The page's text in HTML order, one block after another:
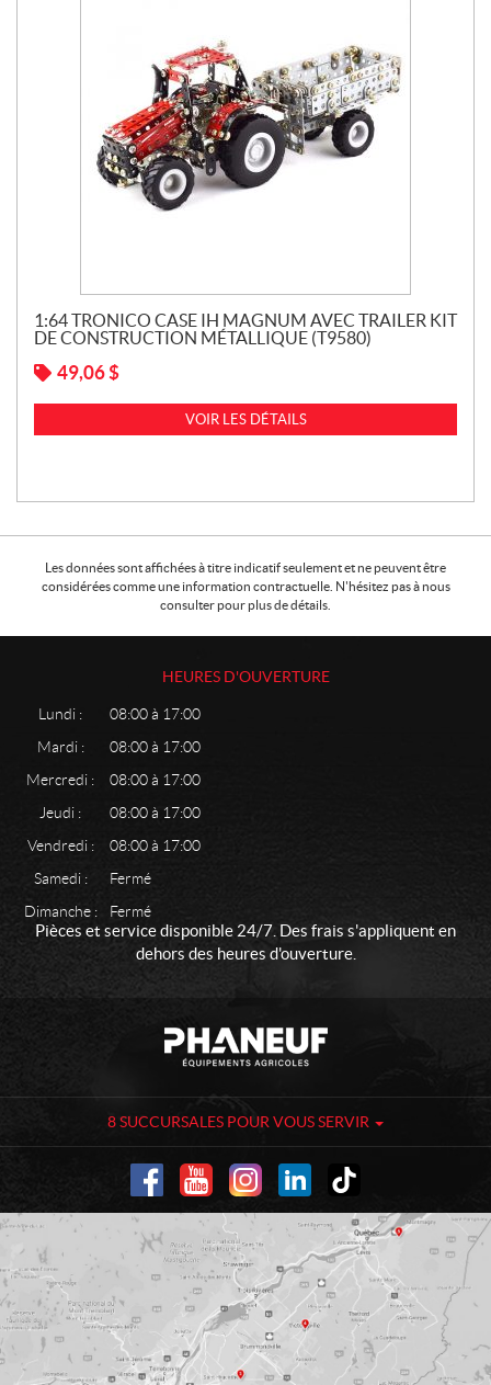
1:64 TRONICO CASE IH MAGNUM AVEC TRAILER KIT
DE CONSTRUCTION MÉTALLIQUE (T9580)
49,06$
VOIR LES DÉTAILS
Les données sont affichées à titre indicatif seulement et ne peuvent être
considérées comme une information contractuelle. N'hésitez pas à nous
consulter pour plus de détails.
HEURES D'OUVERTURE
Lundi :
08:00 à 17:00
Mardi :
08:00 à 17:00
Mercredi :
08:00 à 17:00
Jeudi :
08:00 à 17:00
Vendredi :
08:00 à 17:00
Samedi :
Fermé
Dimanche :
Fermé
Pièces et service disponible 24/7. Des frais s'appliquent en
dehors des heures d'ouverture.
t
c
n
u
É
q
u
i
p
e
m
8 SUCCURSALES POUR VOUS SERVIR